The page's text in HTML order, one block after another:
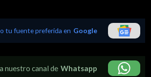
tu fuente preferida en Google
nuestro canal de Whatsapp